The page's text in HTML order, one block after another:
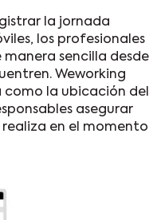
la jornada
los profesionales
sencilla desde
Weworking
la ubicación del
asegurar
en el momento